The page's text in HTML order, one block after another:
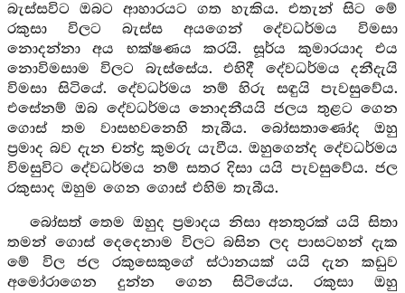
බැස්සවිට ඔබට ආහාරයට ගත හැකිය. එතැන් සිට මේ
රකුසා විලට බැස්ස අයගෙන් දේවධර්මය විමසා
නොදන්නා අය භක්ෂණය කරයි. සූර්ය කුමාරයාද එය
නොවිමසාම විලට බැස්සේය. එහිදී දේවධර්මය දනීදැයි
විමසා සිටියේ. දේවධර්මය නම් හිරු සඳුයි පැවසුවේය.
එසේනම් ඔබ දේවධර්මය නොදනීයයි ජලය තුළට ගෙන
ගොස් තම වාසභවනෙහි තැබීය. බෝසතාණෝද ඔහු
ප්‍රමාද බව දැන චන්ද්‍ර කුමරු යැවීය. ඔහුගෙන්ද දේවධර්මය
විමසුවිට දේවධර්මය නම් සතර දිසා යයි පැවසුවේය. ජල
රකුසාද ඔහුම ගෙන ගොස් එහිම තැබීය.
බෝසත් තෙම ඔහුද ප්‍රමාදය නිසා අනතුරක් යයි සිතා
තමන් ගොස් දෙදෙනාම විලට බසින ලද පාසටහන් දැක
මේ විල ජල රකුසෙකුගේ ස්ථානයක් යයි දැන කඩුව
අමෝරාගෙන දුන්න ගෙන සිටියේය. රකුසා ඔහු